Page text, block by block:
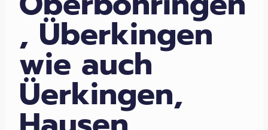
, Überkingen
wie auch
Üerkingen,